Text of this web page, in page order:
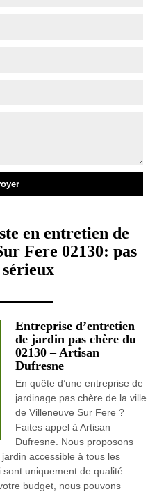
en entretien de
Fere 02130: pas
Entreprise d’entretien
de jardin pas chère du
02130 – Artisan
Dufresne
En quête d’une entreprise de
jardinage pas chère de la ville
de Villeneuve Sur Fere ?
Faites appel à Artisan
Dufresne. Nous proposons
accessible à tous les
uniquement de qualité.
budget, nous pouvons